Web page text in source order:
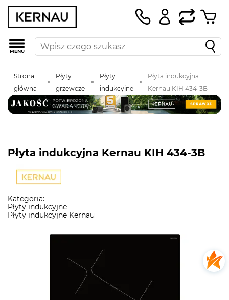
MENU
Strona
główna
Płyty
grzewcze
Płyty
indukcyjne
Płyta indukcyjna
Kernau KIH 434-3B
Płyta indukcyjna Kernau KIH 434-3B
Kategoria:
Płyty indukcyjne
Płyty indukcyjne Kernau